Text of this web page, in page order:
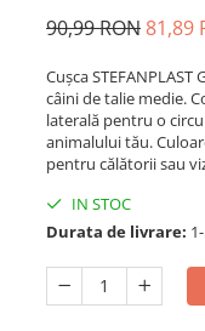
90,99 RON81,89
Cușca
câini de talie medie.
laterală pentru o
animalului tău.
pentru călătorii sau
IN STOC
Durata de livrare: